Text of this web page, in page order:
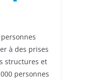
à des prises
structures et
personnes